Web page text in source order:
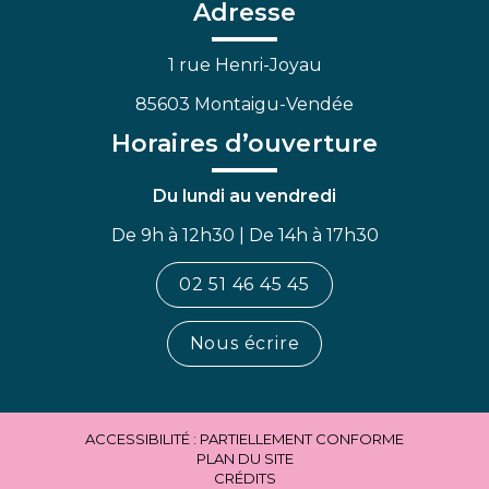
Adresse
1 rue Henri-Joyau
85603 Montaigu-Vendée
Horaires d’ouverture
Du lundi au vendredi
De 9h à 12h30 | De 14h à 17h30
02 51 46 45 45
Nous écrire
ACCESSIBILITÉ : PARTIELLEMENT CONFORME
PLAN DU SITE
CRÉDITS